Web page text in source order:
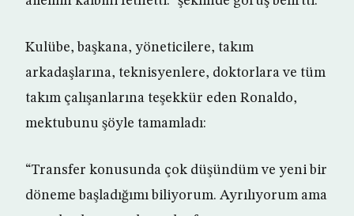
Kulübe, başkana, yöneticilere, takım
arkadaşlarına, teknisyenlere, doktorlara ve tüm
takım çalışanlarına teşekkür eden Ronaldo,
mektubunu şöyle tamamladı:
“Transfer konusunda çok düşündüm ve yeni bir
döneme başladığımı biliyorum. Ayrılıyorum ama